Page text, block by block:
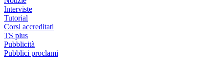
Interviste
Tutorial
Corsi accreditati
TS plus
Pubblicità
Pubblici proclami